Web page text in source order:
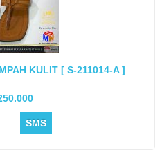
KULIT [ S-211014-A ]
SMS